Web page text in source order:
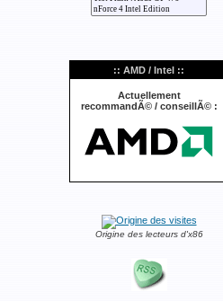
:: AMD / Intel ::
Actuellement
recommandÃ© / conseillÃ© :
Origine des lecteurs d'x86